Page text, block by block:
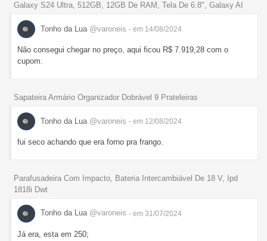
Galaxy S24 Ultra, 512GB, 12GB De RAM, Tela De 6.8", Galaxy AI
Tonho da Lua @varoneis - em 14/08/2024
Não consegui chegar no preço, aqui ficou R$ 7.919,28 com o
cupom.
Sapateira Armário Organizador Dobrável 9 Prateleiras
Tonho da Lua @varoneis - em 12/08/2024
fui seco achando que era forno pra frango.
Parafusadeira Com Impacto, Bateria Intercambiável De 18 V, Ipd
1818i Dwt
Tonho da Lua @varoneis - em 31/07/2024
Já era, esta em 250;